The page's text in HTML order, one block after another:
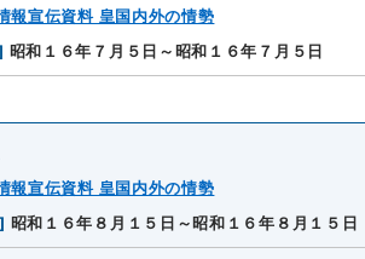
報宣伝資料 皇国内外の情勢
昭和１６年７月５日～昭和１６年７月５日
報宣伝資料 皇国内外の情勢
] 昭和１６年８月１５日～昭和１６年８月１５日